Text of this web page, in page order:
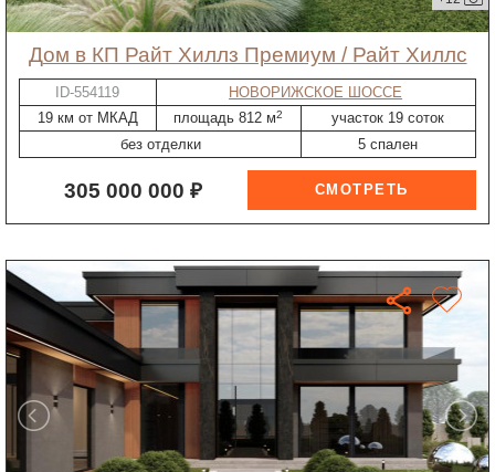
дом в КП Райт Хиллз Премиум / Райт Хиллс
ID-554119
НОВОРИЖСКОЕ ШОССЕ
19 км от МКАД
площадь 812 м2
участок 19 соток
без отделки
5 спален
305 000 000 ₽